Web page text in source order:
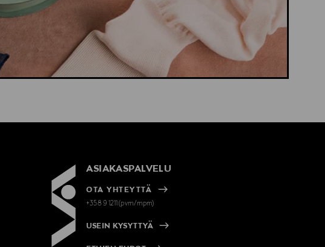
ASIAKASPALVELU
OTA YHTEYTTÄ
+358 9 1211(pvm/mpm)
USEIN KYSYTTYÄ